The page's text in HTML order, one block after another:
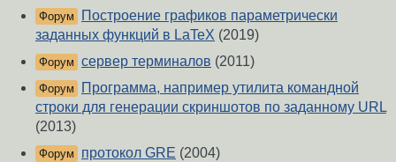
Форум
Построение графиков параметрически
заданных функций в LaTeX (2019)
Форум сервер терминалов (2011)
Форум
Программа, например утилита командной
строки для генерации скриншотов по заданному URL
(2013)
Форум протокол GRE (2004)